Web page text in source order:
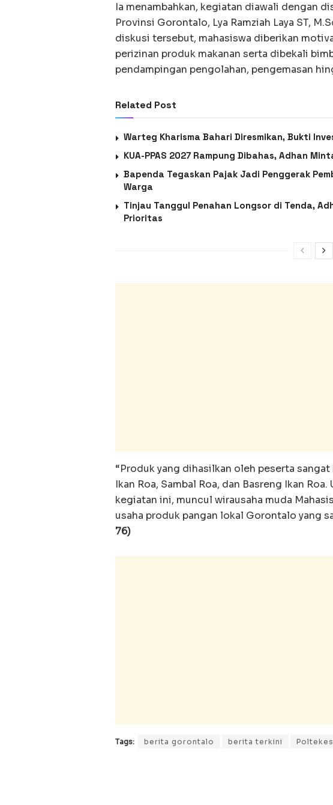
Ia menambahkan, kegiatan diawali dengan
Provinsi Gorontalo, Lya Ramziah Laya ST,
diskusi tersebut, mahasiswa diberikan
perizinan produk makanan serta dibekali
pendampingan pengolahan, pengemasan
Related Post
Warteg Kharisma Bahari Diresmikan, Bukti
KUA-PPAS 2027 Rampung Dibahas, Adhan
Bapenda Tegaskan Pajak Jadi Penggerak
Warga
Tinjau Tanggul Penahan Longsor di Tenda,
Prioritas
“Produk yang dihasilkan oleh peserta sangat
Ikan Roa, Sambal Roa, dan Basreng Ikan
kegiatan ini, muncul wirausaha muda
usaha produk pangan lokal Gorontalo yang
76)
Tags: berita gorontalo berita terkini